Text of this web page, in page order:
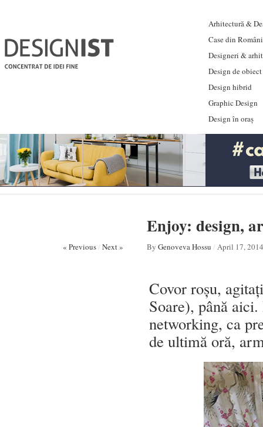
Arhitectură &
Case din
Designeri &
Design de obiect
Design hibrid
Graphic Design
Design în oraș
Enjoy: design,
« Previous/ Next » By Genoveva Hossu / April 17, 2014
Covor roșu,
Soare), până
networking, ca
de ultimă oră,